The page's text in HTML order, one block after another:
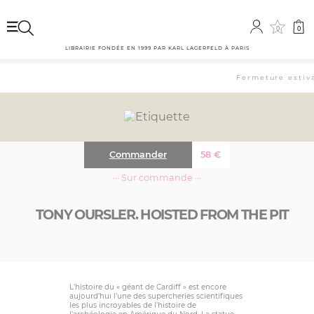
0 0
LIBRAIRIE FONDÉE EN 1999 PAR KARL LAGERFELD À PARIS
Fermeture
TONY OURSLER. HOISTED FROM THE PIT
58€
Commander
··· Sur commande ···
L’histoire du « géant de Cardiff » est encore
aujourd’hui l’une des supercheries scientifiques
les plus incroyables de l’histoire de